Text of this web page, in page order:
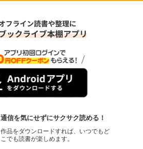
通信を気にせずにサクサク読める！
作品をダウンロードすれば、いつでもど
こでも読書が楽しめます。